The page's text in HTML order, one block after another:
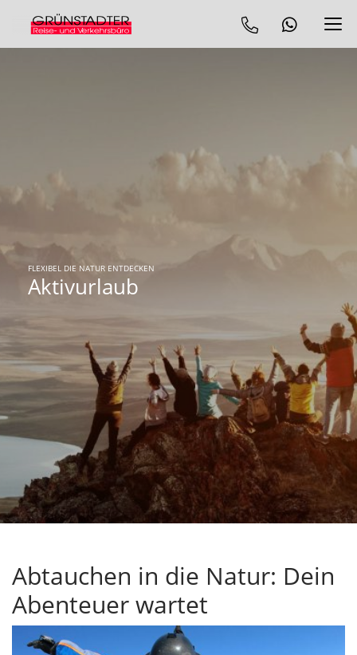
FLEXIBEL DIE NATUR ENTDECKEN
Aktivurlaub
Abtauchen in die Natur: Dein
Abenteuer wartet